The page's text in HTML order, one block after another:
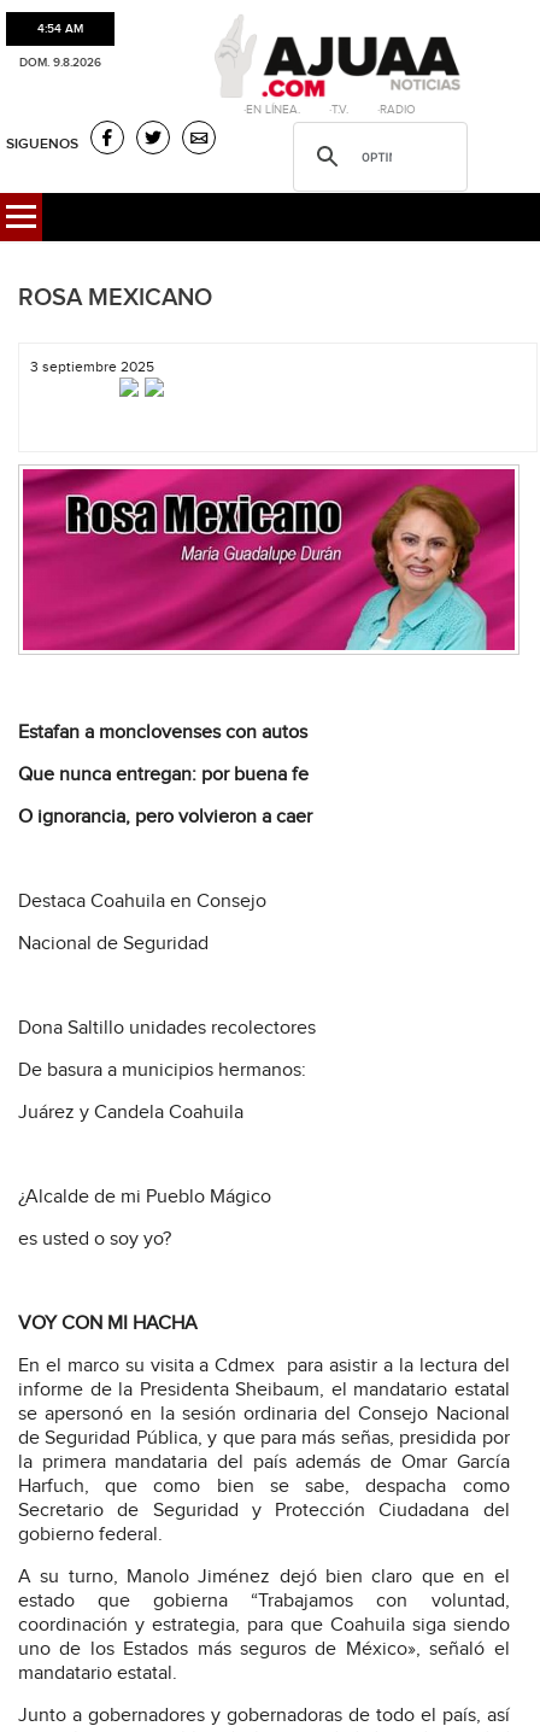
4:54 AM
DOM. 9.8.2026
·EN LÍNEA. ·T.V. ·RADIO
SIGUENOS
ROSA MEXICANO
3 septiembre 2025
Estafan a monclovenses con autos
Que nunca entregan: por buena fe
O ignorancia, pero volvieron a caer
Destaca Coahuila en Consejo
Nacional de Seguridad
Dona Saltillo unidades recolectores
De basura a municipios hermanos:
Juárez y Candela Coahuila
¿Alcalde de mi Pueblo Mágico
es usted o soy yo?
VOY CON MI HACHA
En el marco su visita a Cdmex para asistir a la lectura del
informe de la Presidenta Sheibaum, el mandatario estatal
se apersonó en la sesión ordinaria del Consejo Nacional
de Seguridad Pública, y que para más señas, presidida por
la primera mandataria del país además de Omar García
Harfuch, que como bien se sabe, despacha como
Secretario de Seguridad y Protección Ciudadana del
gobierno federal.
A su turno, Manolo Jiménez dejó bien claro que en el
estado que gobierna “Trabajamos con voluntad,
coordinación y estrategia, para que Coahuila siga siendo
uno de los Estados más seguros de México», señaló el
mandatario estatal.
Junto a gobernadores y gobernadoras de todo el país, así